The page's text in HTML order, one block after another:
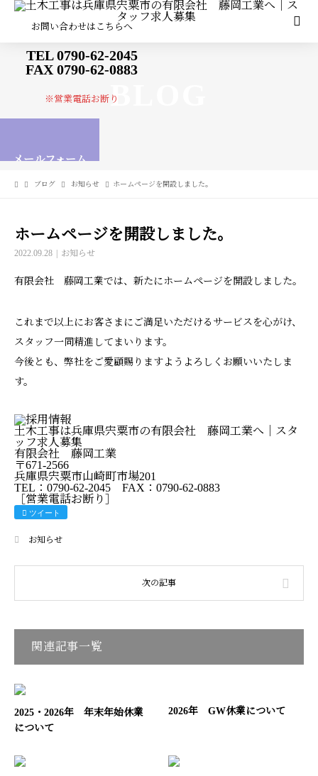
お問い合わせはこちらへ
TEL 0790-62-2045
FAX 0790-62-0883
※営業電話お断り
メールフォーム
BLOG
ブログ お知らせ ホームページを開設しました。
ホームページを開設しました。
2022.09.28 お知らせ
有限会社 藤岡工業では、新たにホームページを開設しました。
これまで以上にお客さまにご満足いただけるサービスを心がけ、
スタッフ一同精進してまいります。
今後とも、弊社をご愛顧賜りますようよろしくお願いいたしま
す。
土木工事は兵庫県宍粟市の有限会社 藤岡工業へ｜スタ
ッフ求人募集
有限会社 藤岡工業
〒671-2566
兵庫県宍粟市山崎町市場201
TEL：0790-62-2045 FAX：0790-62-0883
［営業電話お断り］
ツイート
お知らせ
関連記事一覧
2025・2026年 年末年始休業
について
2026年 GW休業について